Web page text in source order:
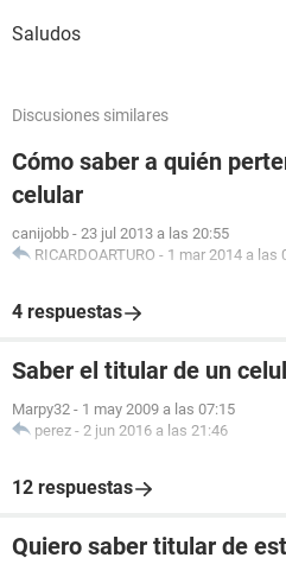
Saludos
Discusiones similares
Cómo saber a quién
celular
canijobb - 23 jul 2013 a las 20:55
RICARDOARTURO - 1 mar 2014 a las
4 respuestas
Saber el titular de un
Marpy32 - 1 may 2009 a las 07:15
perez - 2 jun 2016 a las 21:46
12 respuestas
Quiero saber titular de